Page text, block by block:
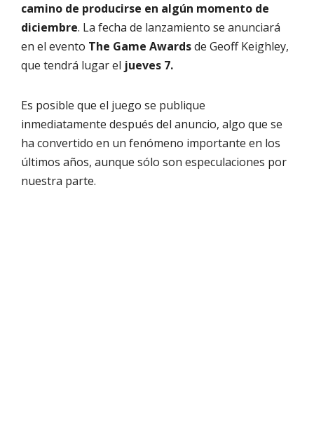
camino de producirse en algún momento de
diciembre. La fecha de lanzamiento se anunciará
en el evento The Game Awardsde Geoff Keighley,
que tendrá lugar el jueves 7.
Es posible que el juego se publique
inmediatamente después del anuncio, algo que se
ha convertido en un fenómeno importante en los
últimos años, aunque sólo son especulaciones por
nuestra parte.